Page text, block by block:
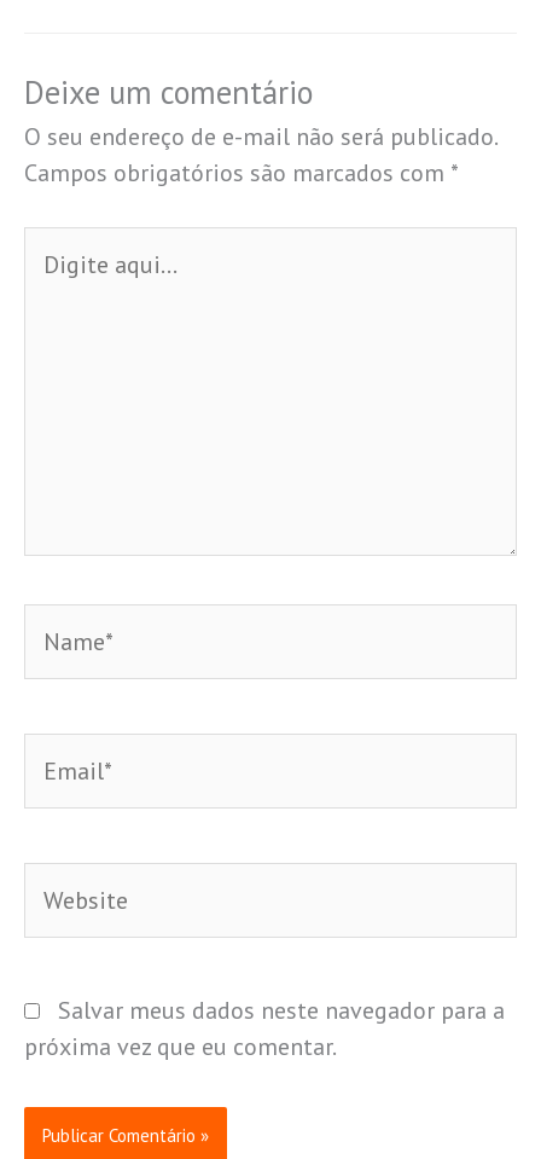
Deixe um comentário
O seu endereço de e-mail não será publicado.
Campos obrigatórios são marcados com *
aqui...
Salvar meus dados neste navegador para a
próxima vez que eu comentar.